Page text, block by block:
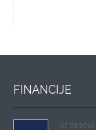
FINANCIJE
07.08.2026.